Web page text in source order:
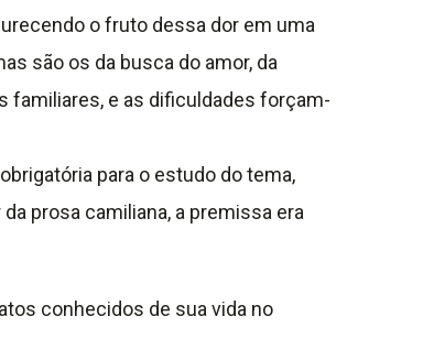
o fruto dessa dor em uma
são os da busca do amor, da
familiares, e as dificuldades forçam-
para o estudo do tema,
prosa camiliana, a premissa era
conhecidos de sua vida no